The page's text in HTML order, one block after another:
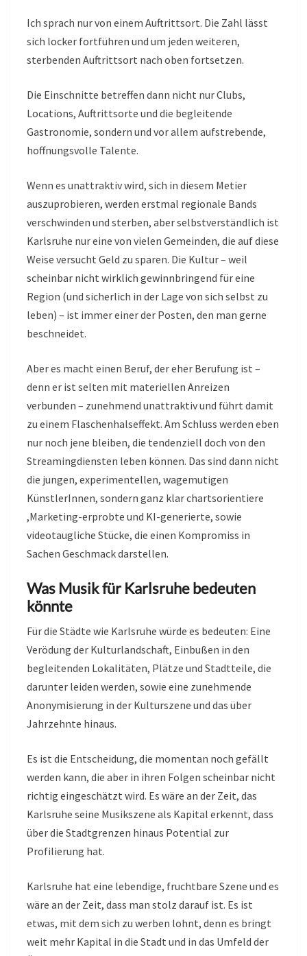
Ich sprach nur von einem Auftrittsort. Die Zahl lässt
sich locker fortführen und um jeden weiteren,
sterbenden Auftrittsort nach oben fortsetzen.
Die Einschnitte betreffen dann nicht nur Clubs,
Locations, Auftrittsorte und die begleitende
Gastronomie, sondern und vor allem aufstrebende,
hoffnungsvolle Talente.
Wenn es unattraktiv wird, sich in diesem Metier
auszuprobieren, werden erstmal regionale Bands
verschwinden und sterben, aber selbstverständlich ist
Karlsruhe nur eine von vielen Gemeinden, die auf diese
Weise versucht Geld zu sparen. Die Kultur – weil
scheinbar nicht wirklich gewinnbringend für eine
Region (und sicherlich in der Lage von sich selbst zu
leben) – ist immer einer der Posten, den man gerne
beschneidet.
Aber es macht einen Beruf, der eher Berufung ist –
denn er ist selten mit materiellen Anreizen
verbunden – zunehmend unattraktiv und führt damit
zu einem Flaschenhalseffekt. Am Schluss werden eben
nur noch jene bleiben, die tendenziell doch von den
Streamingdiensten leben können. Das sind dann nicht
die jungen, experimentellen, wagemutigen
KünstlerInnen, sondern ganz klar chartsorientiere
,Marketing-erprobte und KI-generierte, sowie
videotaugliche Stücke, die einen Kompromiss in
Sachen Geschmack darstellen.
Was Musik für Karlsruhe bedeuten
könnte
Für die Städte wie Karlsruhe würde es bedeuten: Eine
Verödung der Kulturlandschaft, Einbußen in den
begleitenden Lokalitäten, Plätze und Stadtteile, die
darunter leiden werden, sowie eine zunehmende
Anonymisierung in der Kulturszene und das über
Jahrzehnte hinaus.
Es ist die Entscheidung, die momentan noch gefällt
werden kann, die aber in ihren Folgen scheinbar nicht
richtig eingeschätzt wird. Es wäre an der Zeit, das
Karlsruhe seine Musikszene als Kapital erkennt, dass
über die Stadtgrenzen hinaus Potential zur
Profilierung hat.
Karlsruhe hat eine lebendige, fruchtbare Szene und es
wäre an der Zeit, dass man stolz darauf ist. Es ist
etwas, mit dem sich zu werben lohnt, denn es bringt
weit mehr Kapital in die Stadt und in das Umfeld der